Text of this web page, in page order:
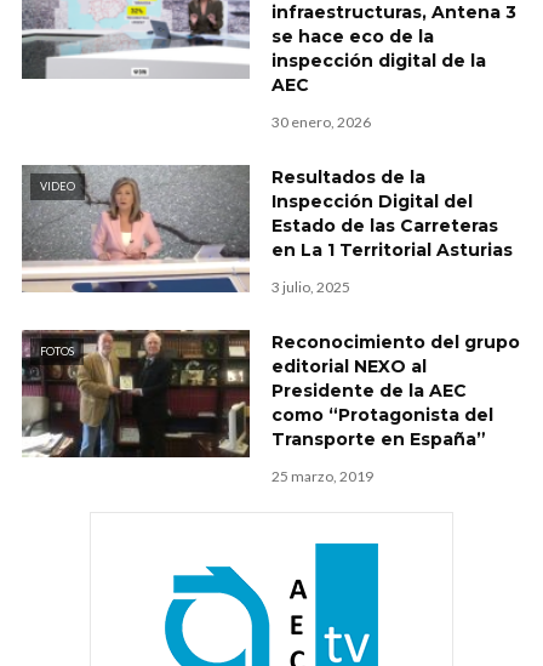
infraestructuras, Antena 3
se hace eco de la
inspección digital de la
AEC
30 enero, 2026
VIDEO
Resultados de la
Inspección Digital del
Estado de las Carreteras
en La 1 Territorial Asturias
3 julio, 2025
FOTOS
Reconocimiento del grupo
editorial NEXO al
Presidente de la AEC
como “Protagonista del
Transporte en España”
25 marzo, 2019